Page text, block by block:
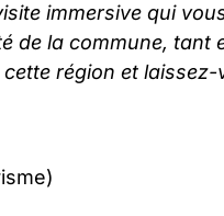
immersive qui
la commune, tant
région et